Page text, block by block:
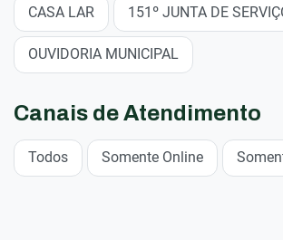
CASA LAR 151º JUNTA DE
OUVIDORIA MUNICIPAL
Canais de Atendimento
Todos Somente Online